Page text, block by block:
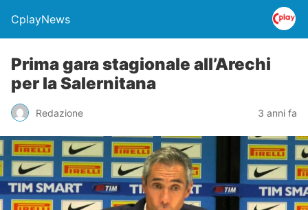
CplayNews
Prima gara stagionale all’Arechi
per la Salernitana
Redazione 3 anni fa